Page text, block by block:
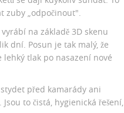
zuby „odpočinout".
na základě 3D skenu
dní. Posun je tak malý, že
lehký tlak po nasazení nové
před kamarády ani
to čistá, hygienická řešení,